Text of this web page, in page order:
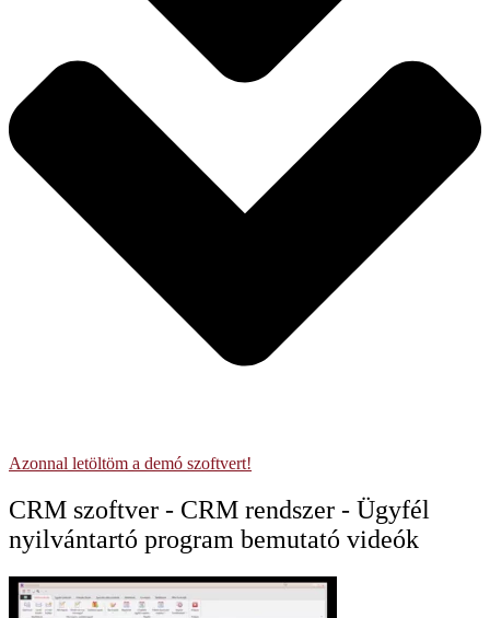
Azonnal letöltöm a demó szoftvert!
CRM szoftver - CRM rendszer - Ügyfél
nyilvántartó program bemutató videók